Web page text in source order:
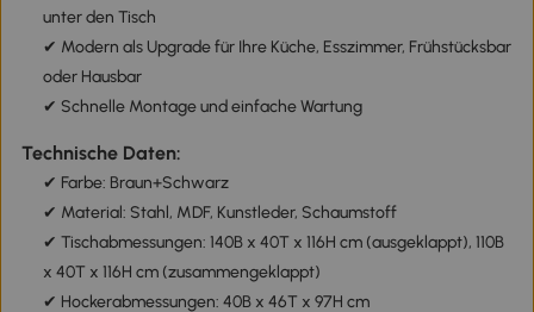
unter den Tisch
✔ Modern als Upgrade für Ihre Küche, Esszimmer, Frühstücksbar
oder Hausbar
✔ Schnelle Montage und einfache Wartung
Technische Daten:
✔ Farbe: Braun+Schwarz
✔ Material: Stahl, MDF, Kunstleder, Schaumstoff
✔ Tischabmessungen: 140B x 40T x 116H cm (ausgeklappt), 110B
x 40T x 116H cm (zusammengeklappt)
✔ Hockerabmessungen: 40B x 46T x 97H cm